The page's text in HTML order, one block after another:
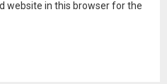
website in this browser for the